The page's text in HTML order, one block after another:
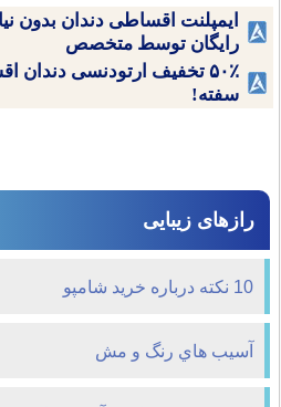
ایمپلنت اقساطی دندان بدون
رایگان توسط متخصص
۵۰٪ تخفیف ارتودنسی دندان
سفته!
رازهای زیبایی
10 نکته درباره خرید شامپو
آسيب هاي رنگ و مش